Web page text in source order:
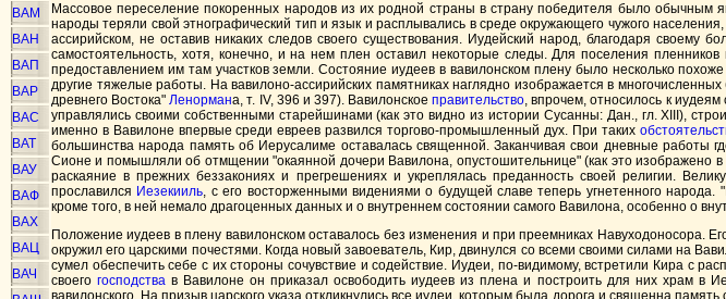
ВАМ
ВАН
ВАП
ВАР
ВАС
ВАТ
ВАУ
ВАФ
ВАХ
ВАЦ
ВАЧ
Массовое переселение покоренных народов из их родной страны в страну победителя было
народы теряли свой этнографический тип и язык и расплывались в среде окружающего чужого
ассирийском, не оставив никаких следов своего существования. Иудейский народ, благодаря своему
самостоятельность, хотя, конечно, и на нем плен оставил некоторые следы. Для поселения
предоставлением им там участков земли. Состояние иудеев в вавилонском плену было несколько
другие тяжелые работы. На вавилоно-ассирийских памятниках наглядно изображается в
древнего Востока"Ленормана, т. IV, 396 и 397). Вавилонскоеправительство, впрочем, относилось к
управлялись своими собственными старейшинами (как это видно из истории Сусанны: Дан., гл. XIII),
именно в Вавилоне впервые среди евреев развился торгово-промышленный дух. При таких
большинства народа память об Иерусалиме оставалась священной. Заканчивая свои дневные работы
Сионе и помышляли об отмщении "окаянной дочери Вавилона, опустошительнице" (как это изображено
раскаяние в прежних беззакониях и прегрешениях и укреплялась преданность своей религии.
прославился Иезекииль, с его восторженными видениями о будущей славе теперь угнетенного
кроме того, в ней немало драгоценных данных и о внутреннем состоянии самого Вавилона, особенно о
Положение иудеев в плену вавилонском оставалось без изменения и при преемниках Навуходоносора.
окружил его царскими почестями. Когда новый завоеватель, Кир, двинулся со всеми своими силами на
сумел обеспечить себе с их стороны сочувствие и содействие. Иудеи, по-видимому, встретили Кира с
своегогосподства в Вавилоне он приказал освободить иудеев из плена и построить для них храм
вавилонского. На призыв царского указа откликнулись все иудеи, которым была дорога и священна